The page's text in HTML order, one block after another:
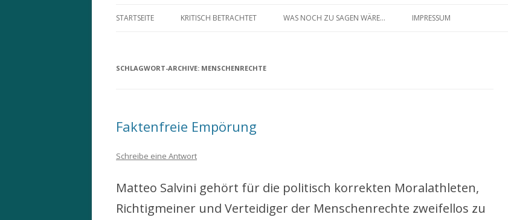
Inhalt
STARTSEITE KRITISCH BETRACHTET WAS NOCH ZU SAGEN WÄRE… IMPRESSUM
SCHLAGWORT-ARCHIVE: MENSCHENRECHTE
Faktenfreie Empörung
Schreibe eine Antwort
Matteo Salvini gehört für die politisch korrekten Moralathleten,
Richtigmeiner und Verteidiger der Menschenrechte zweifellos zu